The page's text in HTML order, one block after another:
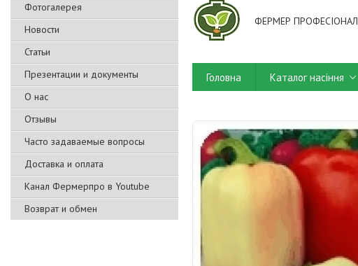
Фотогалерея
Новости
Статьи
Презентации и документы
О нас
Отзывы
Часто задаваемые вопросы
Доставка и оплата
Канал Фермерпро в Youtube
Возврат и обмен
ФЕРМЕР ПРОФЕСІОНАЛ
Головна Каталог насіння